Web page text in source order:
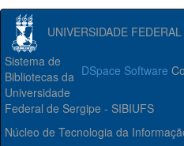
UNIVERSIDADE
DSpace Software
Sistema de
Bibliotecas da
Universidade
Federal de Sergipe - SIBIUFS
Núcleo de Tecnologia da